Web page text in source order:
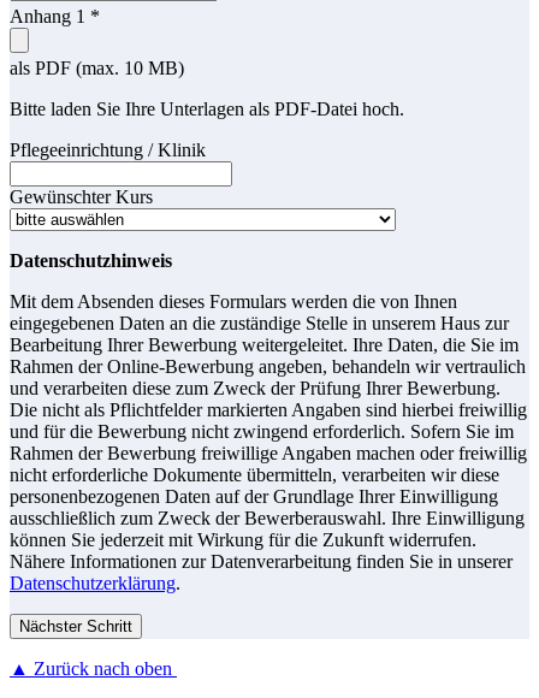
Anhang 1 *
als PDF (max. 10 MB)
Bitte laden Sie Ihre Unterlagen als PDF-Datei hoch.
Pflegeeinrichtung / Klinik
Gewünschter Kurs
Datenschutzhinweis
Mit dem Absenden dieses Formulars werden die von Ihnen
eingegebenen Daten an die zuständige Stelle in unserem Haus zur
Bearbeitung Ihrer Bewerbung weitergeleitet. Ihre Daten, die Sie im
Rahmen der Online-Bewerbung angeben, behandeln wir vertraulich
und verarbeiten diese zum Zweck der Prüfung Ihrer Bewerbung.
Die nicht als Pflichtfelder markierten Angaben sind hierbei freiwillig
und für die Bewerbung nicht zwingend erforderlich. Sofern Sie im
Rahmen der Bewerbung freiwillige Angaben machen oder freiwillig
nicht erforderliche Dokumente übermitteln, verarbeiten wir diese
personenbezogenen Daten auf der Grundlage Ihrer Einwilligung
ausschließlich zum Zweck der Bewerberauswahl. Ihre Einwilligung
können Sie jederzeit mit Wirkung für die Zukunft widerrufen.
Nähere Informationen zur Datenverarbeitung finden Sie in unserer
Datenschutzerklärung.
Nächster Schritt
▲ Zurück nach oben